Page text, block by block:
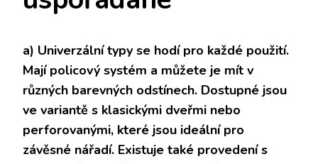
a) Univerzální typy se hodí pro každé použití.
Mají policový systém a můžete je mít v
různých barevných odstínech. Dostupné jsou
ve variantě s klasickými dveřmi nebo
perforovanými, které jsou ideální pro
závěsné nářadí. Existuje také provedení s